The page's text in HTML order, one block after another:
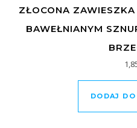
ZŁOCONA
BAWEŁNIANYM
DODAJ